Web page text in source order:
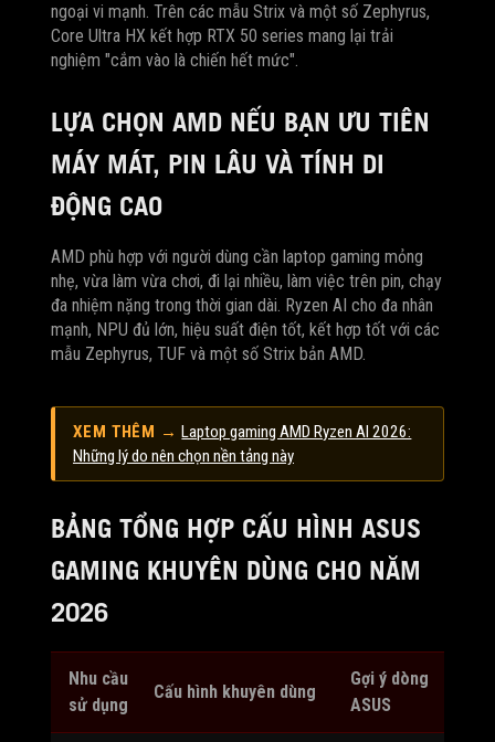
ngoại vi mạnh. Trên các mẫu Strix và một số Zephyrus,
Core Ultra HX kết hợp RTX 50 series mang lại trải
nghiệm "cắm vào là chiến hết mức".
LỰA CHỌN AMD NẾU BẠN ƯU TIÊN
MÁY MÁT, PIN LÂU VÀ TÍNH DI
ĐỘNG CAO
AMD phù hợp với người dùng cần laptop gaming mỏng
nhẹ, vừa làm vừa chơi, đi lại nhiều, làm việc trên pin, chạy
đa nhiệm nặng trong thời gian dài. Ryzen AI cho đa nhân
mạnh, NPU đủ lớn, hiệu suất điện tốt, kết hợp tốt với các
mẫu Zephyrus, TUF và một số Strix bản AMD.
XEM THÊM →Laptop gaming AMD Ryzen AI 2026:
Những lý do nên chọn nền tảng này
BẢNG TỔNG HỢP CẤU HÌNH ASUS
GAMING KHUYÊN DÙNG CHO NĂM
2026
Nhu cầu
sử dụng
Cấu hình khuyên dùng
Gợi ý dòng
ASUS